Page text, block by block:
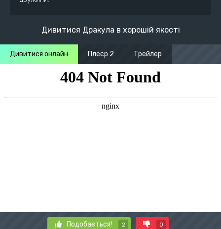
Дивитися Дракула в хорошій якості
Дивитися онлайн Плеєр 2 Трейлер
Подобається! 2 0